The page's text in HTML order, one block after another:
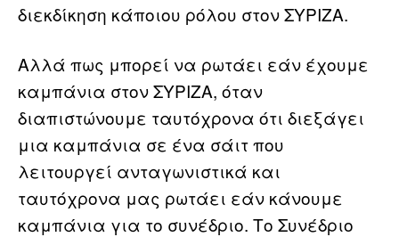
διεκδίκηση κάποιου ρόλου στον ΣΥΡΙΖΑ.
Αλλά πως μπορεί να ρωτάει εάν έχουμε
καμπάνια στον ΣΥΡΙΖΑ, όταν
διαπιστώνουμε ταυτόχρονα ότι διεξάγει
μια καμπάνια σε ένα σάιτ που
λειτουργεί ανταγωνιστικά και
ταυτόχρονα μας ρωτάει εάν κάνουμε
καμπάνια για το συνέδριο. Το Συνέδριο